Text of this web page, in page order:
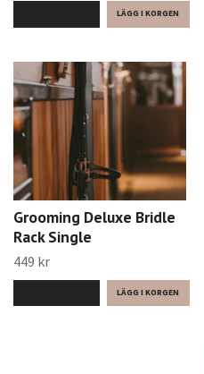
Grooming Deluxe Bridle
Rack Single
449 kr